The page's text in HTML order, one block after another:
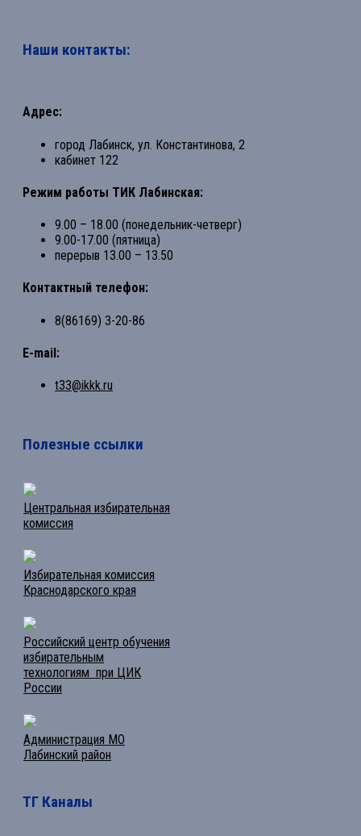
Наши контакты:
Адрес:
город Лабинск, ул. Константинова, 2
кабинет 122
Режим работы ТИК Лабинская:
9.00 – 18.00 (понедельник-четверг)
9.00-17.00 (пятница)
перерыв 13.00 – 13.50
Контактный телефон:
8(86169) 3-20-86
E-mail:
t33@ikkk.ru
Полезные ссылки
Центральная избирательная
комиссия
Избирательная комиссия
Краснодарского края
Российский центр обучения
избирательным
технологиям при ЦИК
России
Администрация МО
Лабинский район
ТГ Каналы